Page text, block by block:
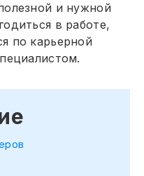
и нужной
в работе,
по карьерной